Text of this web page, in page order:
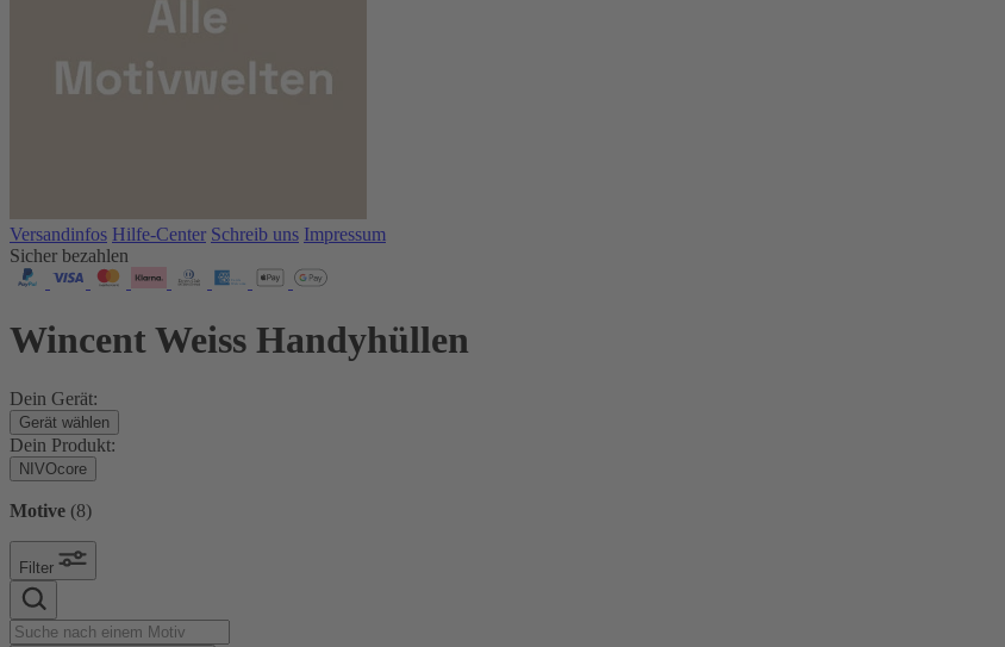
Versandinfos Hilfe-Center Schreib uns Impressum
Sicher bezahlen
Wincent Weiss Handyhüllen
Dein Gerät:
Gerät wählen
Dein Produkt:
NIVOcore
Motive (8)
Filter